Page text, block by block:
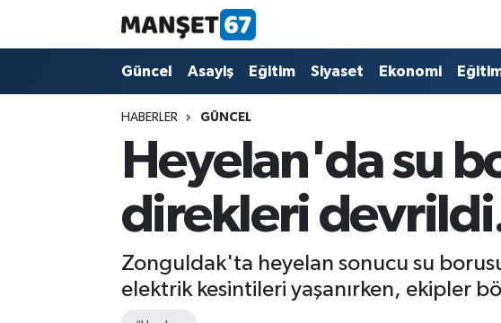
Güncel Asayiş Eğitim Siyaset Ekonomi
HABERLER GÜNCEL
Heyelan'da su
direkleri
Zonguldak'ta heyelan sonucu su
elektrik kesintileri yaşanırken, ekipler